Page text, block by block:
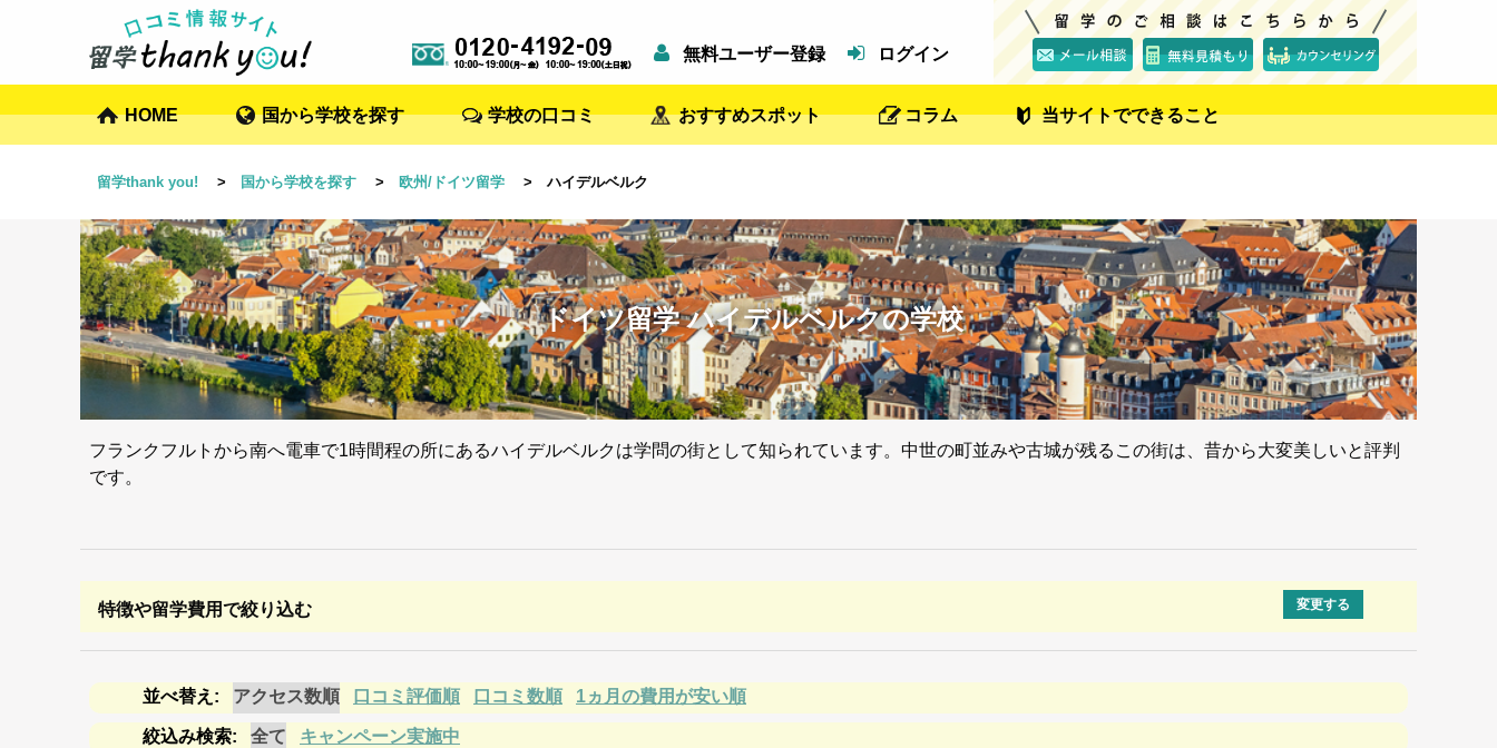
無料ユーザー登録 ログイン
HOME 国から学校を探す 学校の口コミ おすすめスポット コラム 当サイトでできること
留学thank you! > 国から学校を探す > 欧州/ドイツ留学 > ハイデルベルク
ドイツ留学 ハイデルベルクの学校
フランクフルトから南へ電車で1時間程の所にあるハイデルベルクは学問の街として知られています。中世の町並みや古城が残るこの街は、昔から大変美しいと評判
です。
特徴や留学費用で絞り込む 変更する
アクセス数順 口コミ評価順 口コミ数順 1ヵ月の費用が安い順
全て キャンペーン実施中